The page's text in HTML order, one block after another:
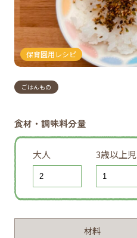
保育園用レシピ
ごはんもの
食材・調味料分量
大人 3歳以上児
材料